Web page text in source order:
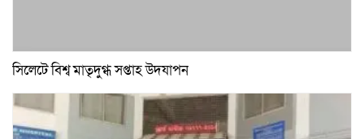
সিলেটে বিশ্ব মাতৃদুগ্ধ সপ্তাহ উদযাপন